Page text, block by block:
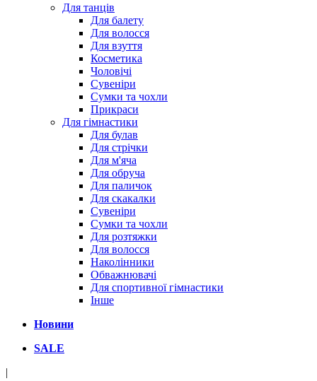
Для танців
Для балету
Для волосся
Для взуття
Косметика
Чоловічі
Сувеніри
Сумки та чохли
Прикраси
Для гімнастики
Для булав
Для стрічки
Для м'яча
Для обруча
Для паличок
Для скакалки
Сувеніри
Сумки та чохли
Для розтяжки
Для волосся
Наколінники
Обважнювачі
Для спортивної гімнастики
Інше
Новини
SALE
|